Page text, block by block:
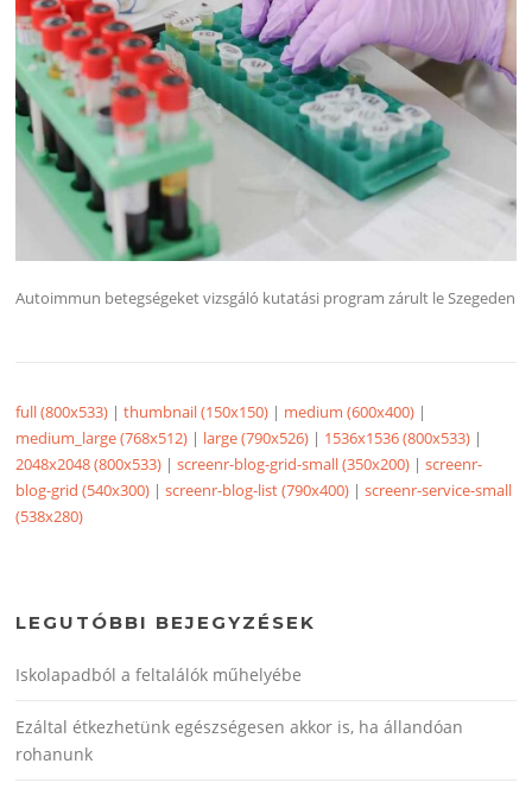
Autoimmun betegségeket vizsgáló kutatási program zárult le Szegeden
full (800x533) |thumbnail (150x150) | medium (600x400) |
medium_large (768x512) | large (790x526) | 1536x1536 (800x533) |
2048x2048 (800x533) |screenr-blog-grid-small (350x200) |screenr-
blog-grid (540x300) |screenr-blog-list (790x400) |screenr-service-small
(538x280)
LEGUTÓBBI BEJEGYZÉSEK
Iskolapadból a feltalálók műhelyébe
Ezáltal étkezhetünk egészségesen akkor is, ha állandóan
rohanunk